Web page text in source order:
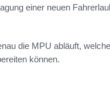
einer neuen
die MPU abläuft,
können.